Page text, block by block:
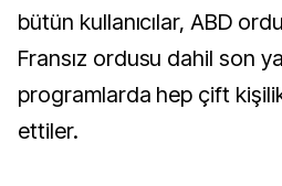
bütün kullanıcılar, ABD
Fransız ordusu dahil son
programlarda hep çift
ettiler.